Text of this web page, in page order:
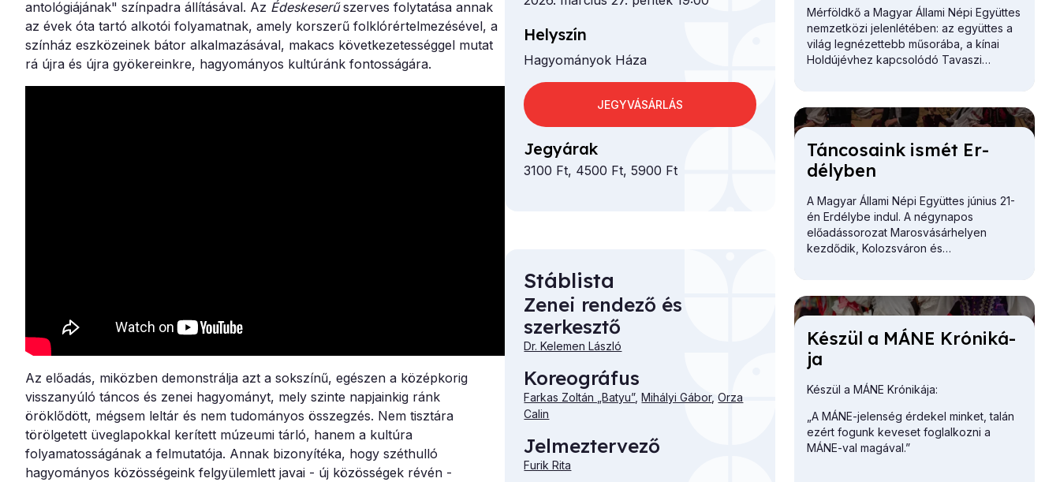
antológiájának" színpadra állításával. Az Édeskeserűszerves folytatása annak
az évek óta tartó alkotói folyamatnak, amely korszerű folklórértelmezésével, a
színház eszközeinek bátor alkalmazásával, makacs következetességgel mutat
rá újra és újra gyökereinkre, hagyományos kultúránk fontosságára.
Az előadás, miközben demonstrálja azt a sokszínű, egészen a középkorig
visszanyúló táncos és zenei hagyományt, mely szinte napjainkig ránk
öröklődött, mégsem leltár és nem tudományos összegzés. Nem tisztára
törölgetett üveglapokkal kerített múzeumi tárló, hanem a kultúra
folyamatosságának a felmutatója. Annak bizonyítéka, hogy széthulló
hagyományos közösségeink felgyülemlett javai - új közösségek révén -
Helyszín
Hagyományok Háza
JEGYVÁSÁRLÁS
Jegyárak
3100 Ft, 4500 Ft, 5900 Ft
Stáblista
Zenei rendező és
szerkesztő
Dr. Kelemen László
Koreográfus
Farkas Zoltán „Batyu”,Mihályi Gábor,Orza
Calin
Jelmeztervező
Furik Rita
Mérföldkő a Magyar Állami Népi Együttes
nemzetközi jelenlétében: az együttes a
világ legnézettebb műsorába, a kínai
Holdújévhez kapcsolódó Tavaszi
Tán­co­sa­ink is­mét Er­
dély­ben
A Magyar Állami Népi Együttes június 21-
én Erdélybe indul. A négynapos
előadássorozat Marosvásárhelyen
kezdődik, Kolozsváron és
Ké­szül a MÁNE Kró­ni­ká­
ja
Készül a MÁNE Krónikája:
„A MÁNE-jelenség érdekel minket, talán
ezért fogunk keveset foglalkozni a
MÁNE-val magával.”